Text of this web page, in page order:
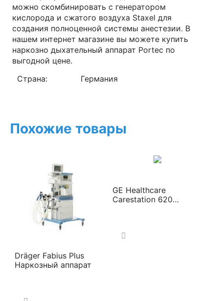
можно скомбинировать с генератором
кислорода и сжатого воздуха Staxel для
создания полноценной системы анестезии. В
нашем интернет магазине вы можете купить
наркозно дыхательный аппарат Portec по
выгодной цене.
Страна:
Германия
Похожие товары
Dräger Fabius Plus
Наркозный аппарат
GE Healthcare
Carestation 620